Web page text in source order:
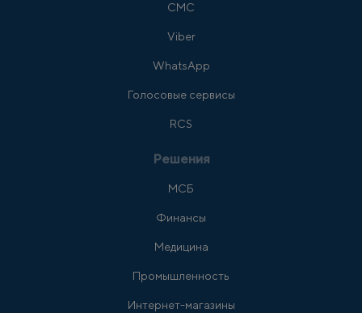
СМС
Viber
WhatsApp
Голосовые сервисы
RCS
Решения
МСБ
Финансы
Медицина
Промышленность
Интернет-магазины